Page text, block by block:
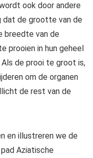
ook door andere
dat de grootte van de
breedte van de
prooien in hun geheel
de prooi te groot is,
om de organen
de rest van de
en illustreren we de
Aziatische